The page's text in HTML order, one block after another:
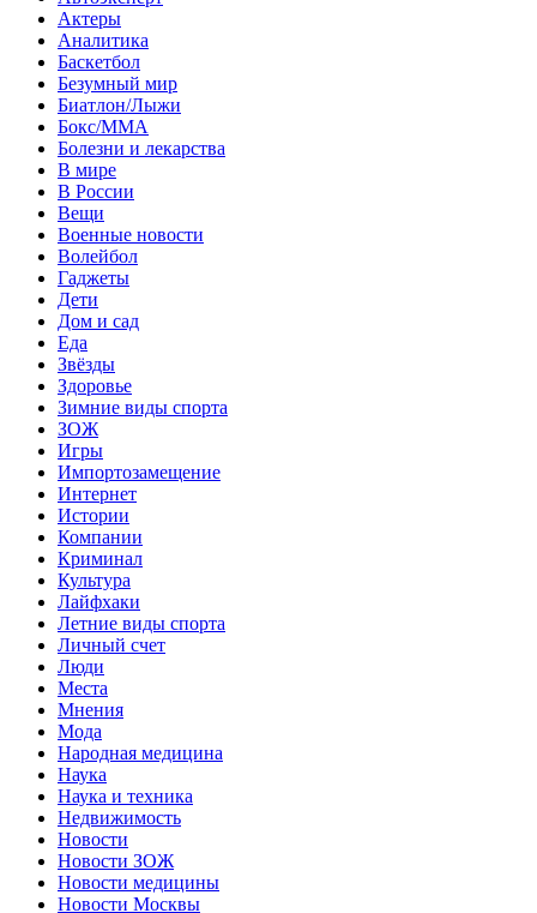
Актеры
Аналитика
Баскетбол
Безумный мир
Биатлон/Лыжи
Бокс/MMA
Болезни и лекарства
В мире
В России
Вещи
Военные новости
Волейбол
Гаджеты
Дети
Дом и сад
Еда
Звёзды
Здоровье
Зимние виды спорта
ЗОЖ
Игры
Импортозамещение
Интернет
Истории
Компании
Криминал
Культура
Лайфхаки
Летние виды спорта
Личный счет
Люди
Места
Мнения
Мода
Народная медицина
Наука
Наука и техника
Недвижимость
Новости
Новости ЗОЖ
Новости медицины
Новости Москвы